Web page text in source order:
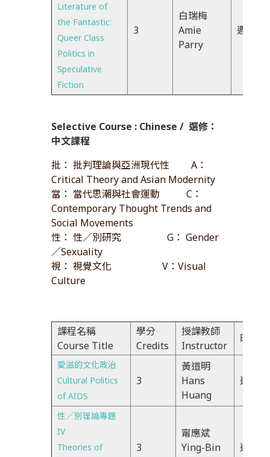
Literature of
the Fantastic:
Queer Class
Politics in
Speculative
Fiction
3
白瑞梅
Amie
Parry
週二
Selective Course : Chinese / 選修：
中文課程
批： 批判理論與亞洲現代性 A：
Critical Theory and Asian Modernity
當： 當代思潮與社會運動 C：
Contemporary Thought Trends and
Social Movements
性： 性／別研究 G： Gender
／Sexuality
視： 視覺文化 V：Visual
Culture
課程名稱
Course Title
學分
Credits
授課教師
Instructor
時間
愛滋的文化政治
Cultural Politics
of AIDS
3
黃道明
Hans
Huang
週二
性／別理論專題
IV
Theories of
3
甯應斌
Ying-Bin
週二